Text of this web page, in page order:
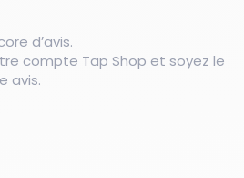
d’avis.
compte Tap Shop et soyez le
avis.